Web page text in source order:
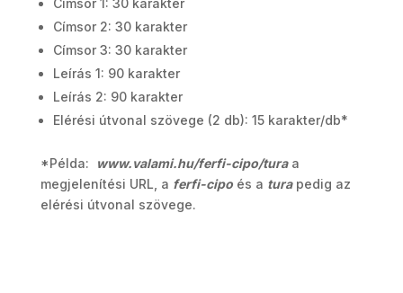
Címsor 1: 30 karakter
Címsor 2: 30 karakter
Címsor 3: 30 karakter
Leírás 1: 90 karakter
Leírás 2: 90 karakter
Elérési útvonal szövege (2 db): 15 karakter/db*
*Példa: www.valami.hu/ferfi-cipo/turaa
megjelenítési URL, a ferfi-cipoés a turapedig az
elérési útvonal szövege.